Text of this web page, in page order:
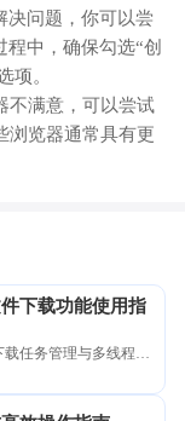
决问题，你可以尝
中，确保勾选“创
项。
不满意，可以尝试
浏览器通常具有更
下载功能使用指
任务管理与多线程调
阶下载功能，实现各
分类存储。